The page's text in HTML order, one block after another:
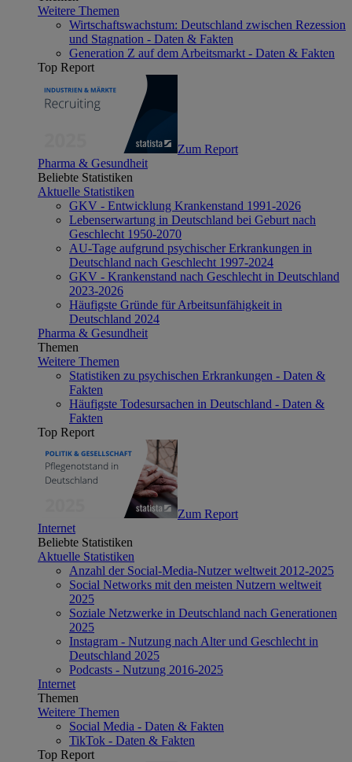
Weitere Themen
Wirtschaftswachstum: Deutschland zwischen Rezession
und Stagnation - Daten & Fakten
Generation Z auf dem Arbeitsmarkt - Daten & Fakten
Top Report
Zum Report
Pharma & Gesundheit
Beliebte Statistiken
Aktuelle Statistiken
GKV - Entwicklung Krankenstand 1991-2026
Lebenserwartung in Deutschland bei Geburt nach
Geschlecht 1950-2070
AU-Tage aufgrund psychischer Erkrankungen in
Deutschland nach Geschlecht 1997-2024
GKV - Krankenstand nach Geschlecht in Deutschland
2023-2026
Häufigste Gründe für Arbeitsunfähigkeit in
Deutschland 2024
Pharma & Gesundheit
Themen
Weitere Themen
Statistiken zu psychischen Erkrankungen - Daten &
Fakten
Häufigste Todesursachen in Deutschland - Daten &
Fakten
Top Report
Zum Report
Internet
Beliebte Statistiken
Aktuelle Statistiken
Anzahl der Social-Media-Nutzer weltweit 2012-2025
Social Networks mit den meisten Nutzern weltweit
2025
Soziale Netzwerke in Deutschland nach Generationen
2025
Instagram - Nutzung nach Alter und Geschlecht in
Deutschland 2025
Podcasts - Nutzung 2016-2025
Internet
Themen
Weitere Themen
Social Media - Daten & Fakten
TikTok - Daten & Fakten
Top Report